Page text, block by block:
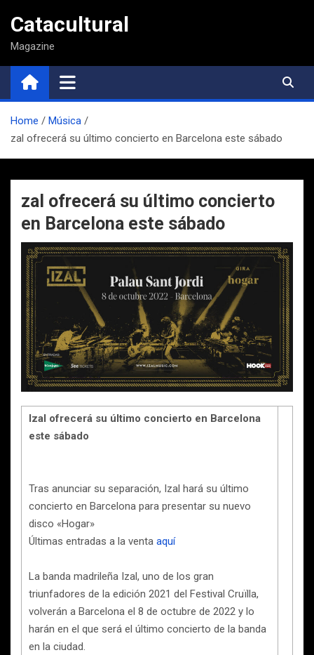
contenido
Catacultural
Magazine
Home
Música
zal ofrecerá su último concierto en Barcelona este sábado
zal ofrecerá su último concierto
en Barcelona este sábado
Izal ofrecerá su último concierto en Barcelona
este sábado
Tras anunciar su separación, Izal hará su último
concierto en Barcelona para presentar su nuevo
disco «Hogar»
Últimas entradas a la venta aquí
La banda madrileña Izal, uno de los gran
triunfadores de la edición 2021 del Festival Cruïlla,
volverán a Barcelona el 8 de octubre de 2022 y lo
harán en el que será el último concierto de la banda
en la ciudad.